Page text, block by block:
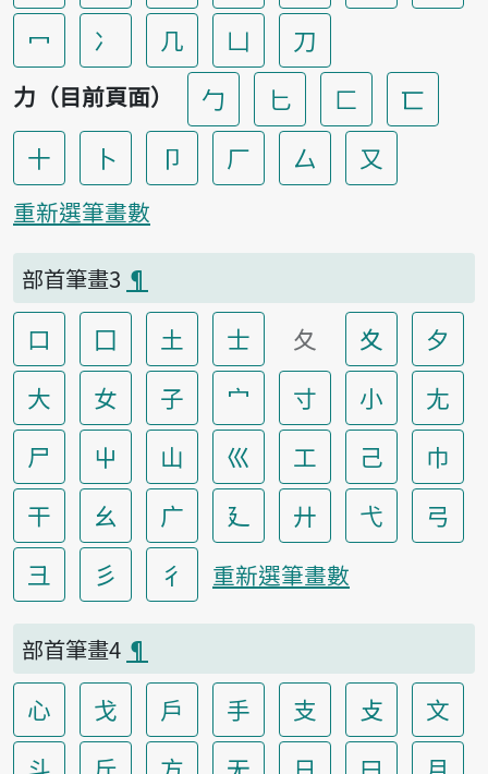
冖
冫 几 凵 刀
力（目前頁面） 勹 匕 匚
匸
十
卜 卩 厂 厶 又
重新選筆畫數
部首筆畫3 ¶
口 囗 土 士 夂 夊
夕
大
女 子 宀 寸 小
尢
尸
屮 山 巛 工 己
巾
干
幺 广 廴 廾 弋
弓
彐
彡 彳 重新選筆畫數
部首筆畫4 ¶
心 戈 戶 手 支 攴
文